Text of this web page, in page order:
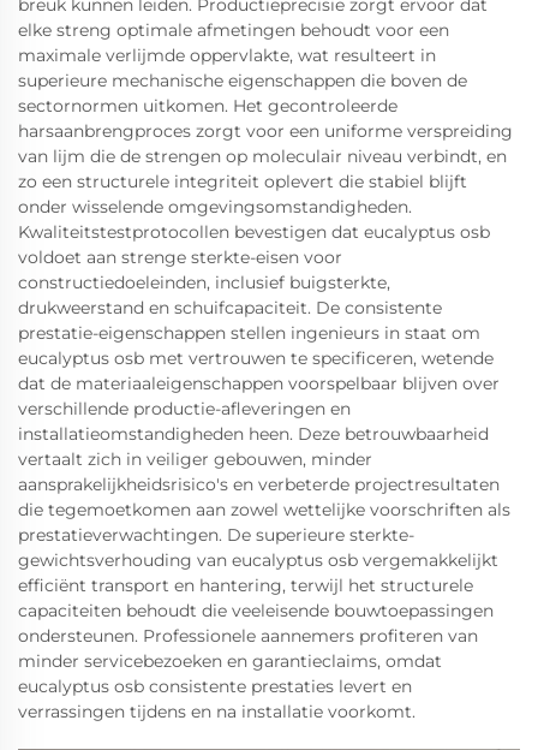
breuk kunnen leiden. Productieprecisie zorgt ervoor dat
elke streng optimale afmetingen behoudt voor een
maximale verlijmde oppervlakte, wat resulteert in
superieure mechanische eigenschappen die boven de
sectornormen uitkomen. Het gecontroleerde
harsaanbrengproces zorgt voor een uniforme verspreiding
van lijm die de strengen op moleculair niveau verbindt, en
zo een structurele integriteit oplevert die stabiel blijft
onder wisselende omgevingsomstandigheden.
Kwaliteitstestprotocollen bevestigen dat eucalyptus osb
voldoet aan strenge sterkte-eisen voor
constructiedoeleinden, inclusief buigsterkte,
drukweerstand en schuifcapaciteit. De consistente
prestatie-eigenschappen stellen ingenieurs in staat om
eucalyptus osb met vertrouwen te specificeren, wetende
dat de materiaaleigenschappen voorspelbaar blijven over
verschillende productie-afleveringen en
installatieomstandigheden heen. Deze betrouwbaarheid
vertaalt zich in veiliger gebouwen, minder
aansprakelijkheidsrisico's en verbeterde projectresultaten
die tegemoetkomen aan zowel wettelijke voorschriften als
prestatieverwachtingen. De superieure sterkte-
gewichtsverhouding van eucalyptus osb vergemakkelijkt
efficiënt transport en hantering, terwijl het structurele
capaciteiten behoudt die veeleisende bouwtoepassingen
ondersteunen. Professionele aannemers profiteren van
minder servicebezoeken en garantieclaims, omdat
eucalyptus osb consistente prestaties levert en
verrassingen tijdens en na installatie voorkomt.